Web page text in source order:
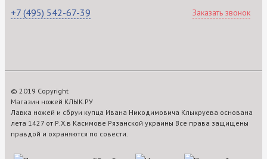
+7 (495) 542-67-39 Заказать звонок
© 2019 Copyright
Магазин ножей КЛЫК.РУ
Лавка ножей и сбруи купца Ивана Никодимовича Клыкруева основана
лета 1427 от Р.Х.в Касимове Рязанской украины Все права защищены
правдой и охраняются по совести.